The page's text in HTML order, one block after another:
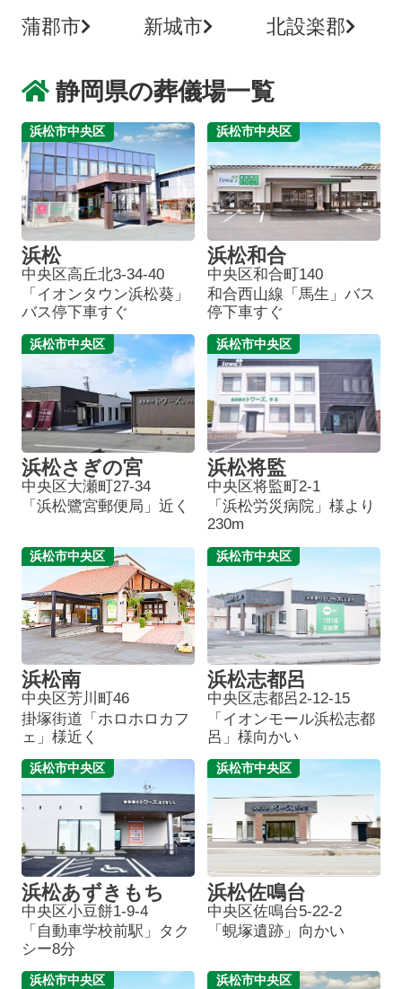
蒲郡市 新城市 北設楽郡
静岡県の葬儀場一覧
浜松市中央区
浜松
中央区高丘北3-34-40
「イオンタウン浜松葵」
バス停下車すぐ
浜松市中央区
浜松和合
中央区和合町140
和合西山線「馬生」バス
停下車すぐ
浜松市中央区
浜松さぎの宮
中央区大瀬町27-34
「浜松鷺宮郵便局」近く
浜松市中央区
浜松将監
中央区将監町2-1
「浜松労災病院」様より
230m
浜松市中央区
浜松南
中央区芳川町46
掛塚街道「ホロホロカフ
ェ」様近く
浜松市中央区
浜松志都呂
中央区志都呂2-12-15
「イオンモール浜松志都
呂」様向かい
浜松市中央区
浜松あずきもち
中央区小豆餅1-9-4
「自動車学校前駅」タク
シー8分
浜松市中央区
浜松佐鳴台
中央区佐鳴台5-22-2
「蜆塚遺跡」向かい
浜松市中央区 浜松市中央区